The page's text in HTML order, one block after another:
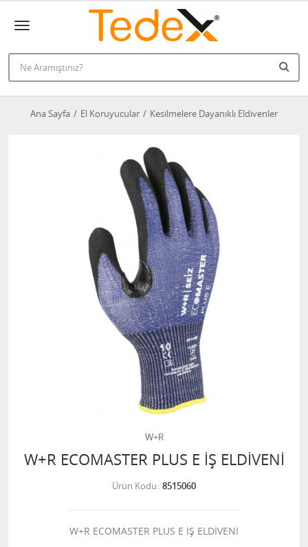
Ana Sayfa El Koruyucular Kesilmelere Dayanıklı Eldivenler
W+R
W+R ECOMASTER PLUS E İŞ ELDİVENİ
Ürün Kodu 8515060
W+R ECOMASTER PLUS E İŞ ELDİVENİ